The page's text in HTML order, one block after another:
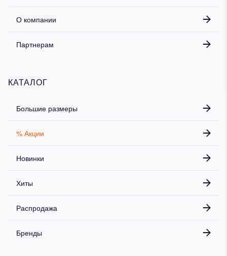
О компании
Партнерам
КАТАЛОГ
Большие размеры
% Акции
Новинки
Хиты
Распродажа
Бренды